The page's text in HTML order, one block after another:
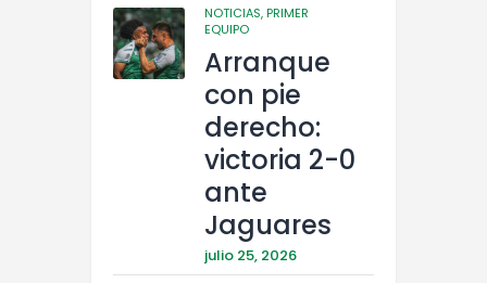
NOTICIAS,PRIMER
EQUIPO
Arranque
con pie
derecho:
victoria 2-0
ante
Jaguares
julio 25, 2026